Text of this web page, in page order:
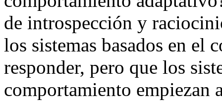
de introspección y
los sistemas basados en el
responder, pero que los
comportamiento empiezan